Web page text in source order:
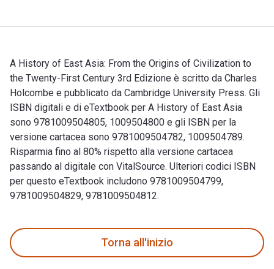
A History of East Asia: From the Origins of Civilization to
the Twenty-First Century 3rd Edizione è scritto da Charles
Holcombe e pubblicato da Cambridge University Press. Gli
ISBN digitali e di eTextbook per A History of East Asia
sono 9781009504805, 1009504800 e gli ISBN per la
versione cartacea sono 9781009504782, 1009504789.
Risparmia fino al 80% rispetto alla versione cartacea
passando al digitale con VitalSource. Ulteriori codici ISBN
per questo eTextbook includono 9781009504799,
9781009504829, 9781009504812.
Torna all'inizio